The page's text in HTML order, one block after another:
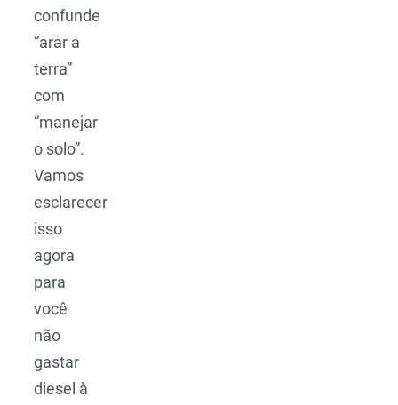
confunde
“arar a
terra”
com
“manejar
o solo”.
Vamos
esclarecer
isso
agora
para
você
não
gastar
diesel à